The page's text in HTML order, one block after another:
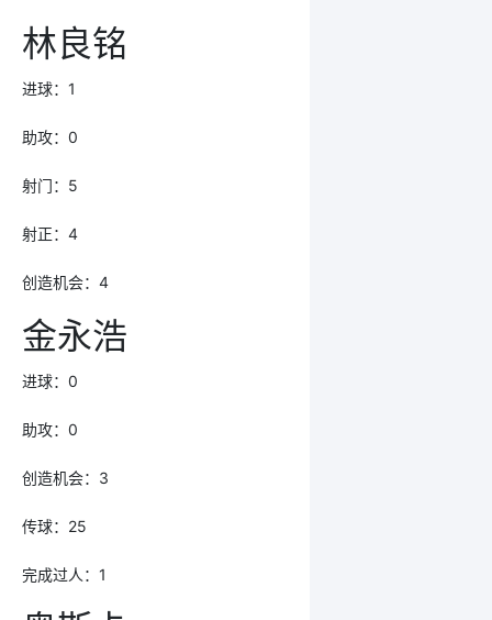
林良铭
进球：1
助攻：0
射门：5
射正：4
创造机会：4
金永浩
进球：0
助攻：0
创造机会：3
传球：25
完成过人：1